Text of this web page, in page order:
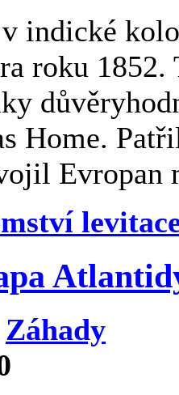
indické
roku
Home.
Evropan
Záhady